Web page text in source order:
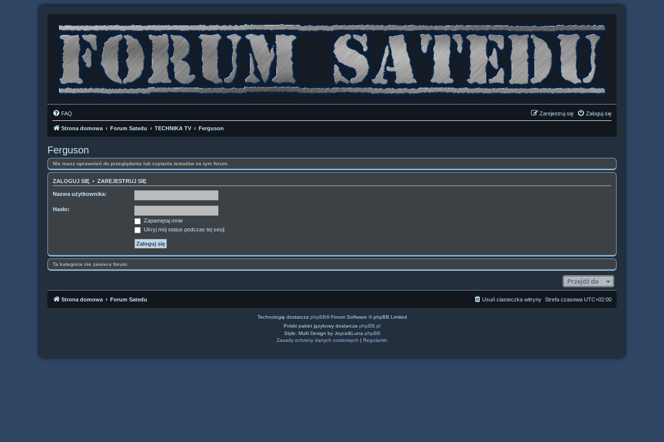
FAQ Zaloguj się
Zarejestruj się
Strona domowa Forum Satedu TECHNIKA TV Ferguson
Ferguson
Nie masz uprawnień do przeglądania lub czytania tematów na tym forum.
ZALOGUJ SIĘ • ZAREJESTRUJ SIĘ
Nazwa użytkownika:
Hasło:
Zapamiętaj mnie
Ukryj mój status podczas tej sesji
Ta kategoria nie zawiera forum.
Przejdź do
Strona domowa Forum Satedu Strefa czasowa UTC+02:00
Usuń ciasteczka witryny
Technologię dostarcza phpBB® Forum Software © phpBB Limited
Polski pakiet językowy dostarcza phpBB.pl
Style: Multi Design by Joyce&Luna phpBB
Zasady ochrony danych osobowych | Regulamin